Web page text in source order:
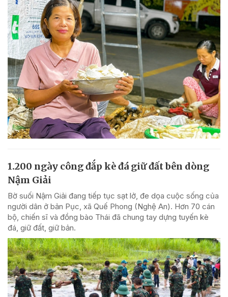
1.200 ngày công đắp kè đá giữ đất bên dòng
Nậm Giải
Bờ suối Nậm Giải đang tiếp tục sạt lở, đe dọa cuộc sống của
người dân ở bản Pục, xã Quế Phong (Nghệ An). Hơn 70 cán
bộ, chiến sĩ và đồng bào Thái đã chung tay dựng tuyến kè
đá, giữ đất, giữ bản.